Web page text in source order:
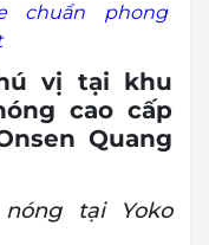
chuẩn phong
vị tại khu
cao cấp
Quang
tại Yoko